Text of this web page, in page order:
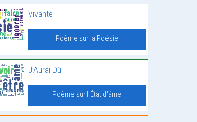
Vivante
Poème sur la Poésie
J’Aurai Dû
Poème sur l'État d'âme